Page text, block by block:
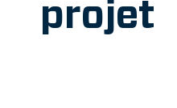
projet